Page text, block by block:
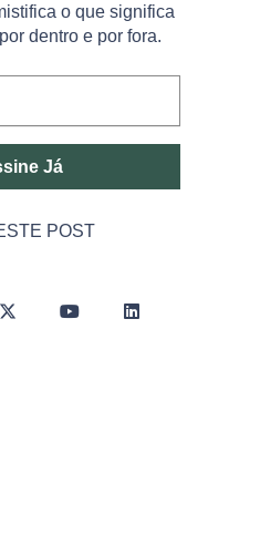
o que significa
dentro e por fora.
Já
POST